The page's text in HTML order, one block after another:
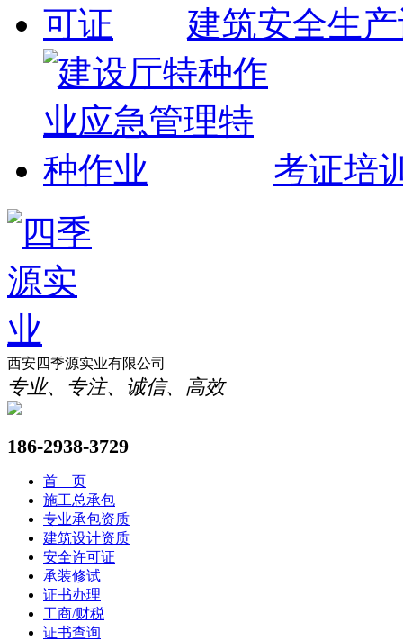
建筑安全生
考证培
西安四季源实业有限公司
专业、专注、诚信、高效
186-2938-3729
首 页
施工总承包
专业承包资质
建筑设计资质
安全许可证
承装修试
证书办理
工商/财税
证书查询